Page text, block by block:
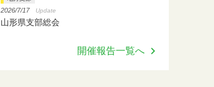
2026/7/17 Update
山形県支部総会
開催報告一覧へ